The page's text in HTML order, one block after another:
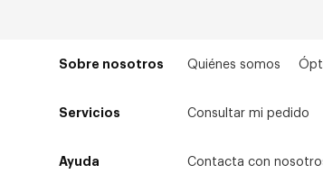
Sobre nosotros Quiénes somos
Servicios Consultar mi pedido
Ayuda Contacta con